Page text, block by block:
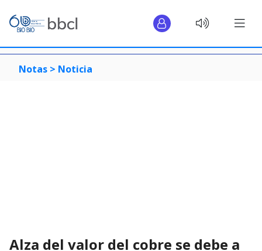
Notas > Noticia
Alza del valor del cobre se debe a